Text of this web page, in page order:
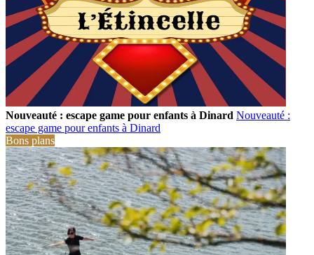
Nouveauté : escape game pour enfants à Dinard Nouveauté :
escape game pour enfants à Dinard
Bons plans